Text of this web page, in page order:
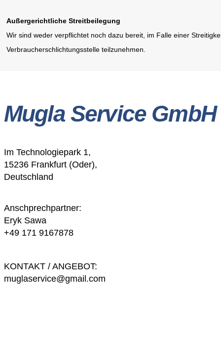
Außergerichtliche Streitbeilegung
Wir sind weder verpflichtet noch dazu bereit, im Falle einer
Verbraucherschlichtungsstelle teilzunehmen.
Mugla Service GmbH
Im Technologiepark 1,
15236 Frankfurt (Oder),
Deutschland
Anschprechpartner:
Eryk Sawa
+49 171 9167878
KONTAKT / ANGEBOT:
muglaservice@gmail.com